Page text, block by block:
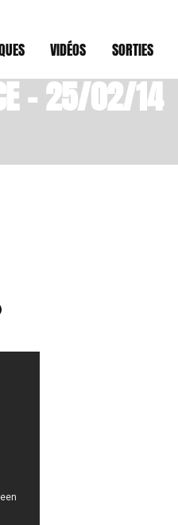
VIDÉOS SORTIES
– 25/02/14